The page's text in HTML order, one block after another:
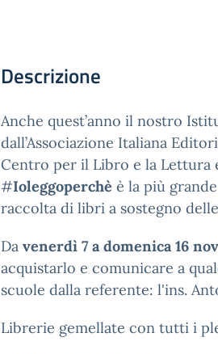
Descrizione
Anche quest’anno il nostro
dall’Associazione Italiana
Centro per il Libro e la Lettura
#Ioleggoperchè è la più
raccolta di libri a sostegno
Da venerdì 7 a domenica 16
acquistarlo e comunicare a
scuole dalla referente: l'ins.
Librerie gemellate con tutti i